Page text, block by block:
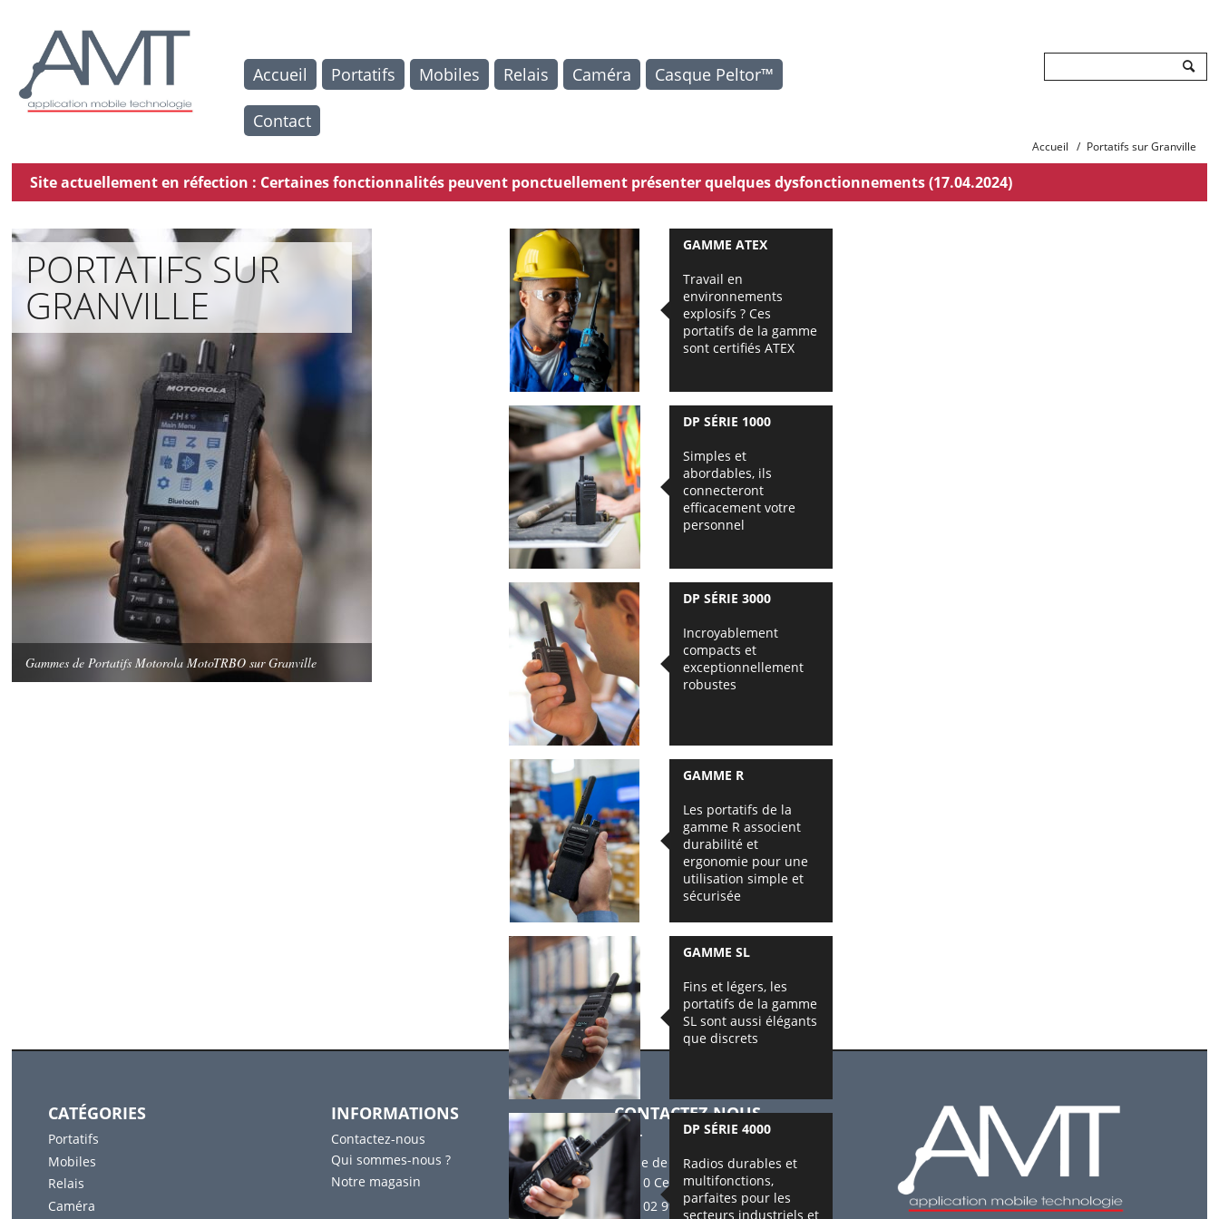
Accueil Portatifs Mobiles Relais Caméra Casque Peltor™
Contact
Site actuellement en réfection : Certaines fonctionnalités peuvent ponctuellement présenter quelques dysfonctionnements (17.04.2024)
Accueil / Portatifs sur Granville
PORTATIFS SUR
GRANVILLE
Gammes de Portatifs Motorola MotoTRBO sur Granville
GAMME ATEX
Travail en
environnements
explosifs ? Ces
portatifs de la gamme
sont certifiés ATEX
DP SÉRIE 1000
Simples et
abordables, ils
connecteront
efficacement votre
personnel
DP SÉRIE 3000
Incroyablement
compacts et
exceptionnellement
robustes
GAMME R
Les portatifs de la
gamme R associent
durabilité et
ergonomie pour une
utilisation simple et
sécurisée
GAMME SL
Fins et légers, les
portatifs de la gamme
SL sont aussi élégants
que discrets
DP SÉRIE 4000
Radios durables et
multifonctions,
parfaites pour les
secteurs industriels et
CATÉGORIES
Portatifs
Mobiles
Relais
Caméra
INFORMATIONS
Contactez-nous
Qui sommes-nous ?
Notre magasin
CONTACTEZ-NOUS
AMT
1 Rue de l'Oseraie
35510 Cesson-Sévigné
Tél : 02 99 33 20 20